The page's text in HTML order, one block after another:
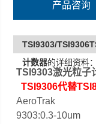
产品咨询
TSI9303/
计数器的详细资料：
TSI9303激光粒子
TSI9306代替
AeroTrak
9303:0.3-10um